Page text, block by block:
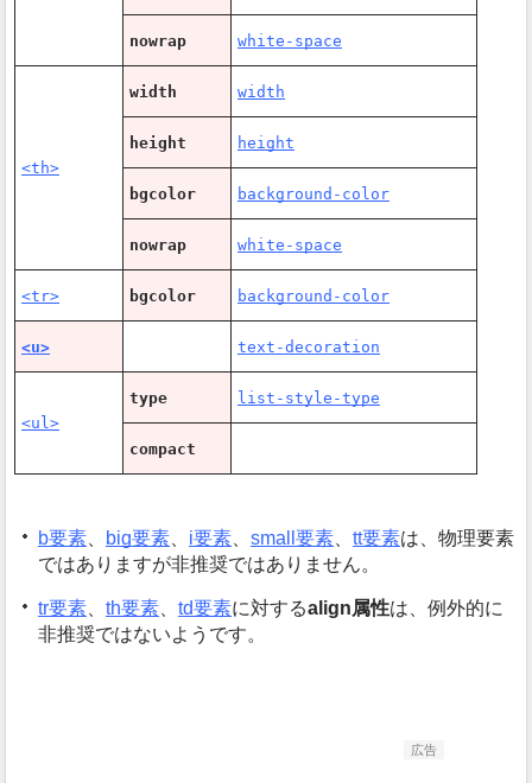
nowrap white-space
<th>
width width
height height
bgcolor background-color
nowrap white-space
<tr> bgcolor background-color
<u> text-decoration
<ul>
type list-style-type
compact
b要素 big要素 i要素 small要素 tt要素は、物理要素
ではありますが非推奨ではありません。
tr要素 th要素 td要素に対するalign属性は、例外的に
非推奨ではないようです。
広告